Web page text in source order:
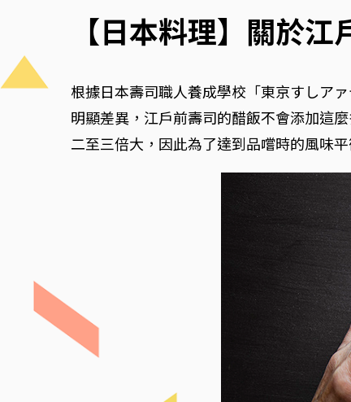
【日本料理】關於
根據日本壽司職人養成學校「東京すしア
明顯差異，江戶前壽司的醋飯不會添加這
二至三倍大，因此為了達到品嚐時的風味